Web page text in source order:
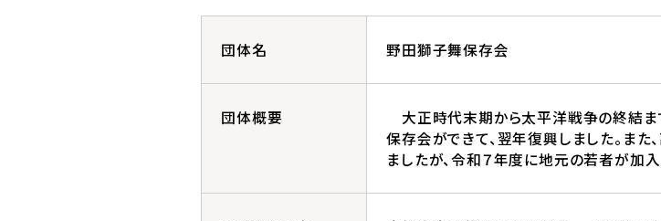
団体名 野田獅子舞保存会
団体概要
大正時代末期から太平洋戦争の終結ま
保存会ができて、翌年復興しました。ま
ましたが、令和７年度に地元の若者が加